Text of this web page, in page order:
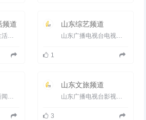
频道 山东综艺频道
山东广播电视台电视综艺频道（频道呼号：SDTV-4）是山东广播电视台旗下的电视频道之一，开播于1995年7月1日。 1999...
1
山东文旅频道
山东广播电视台影视频道更名为山东广播电视台文旅频道山东广播电视台文旅频道（频道呼号：SDTV-3 ）是山东广播电...
3